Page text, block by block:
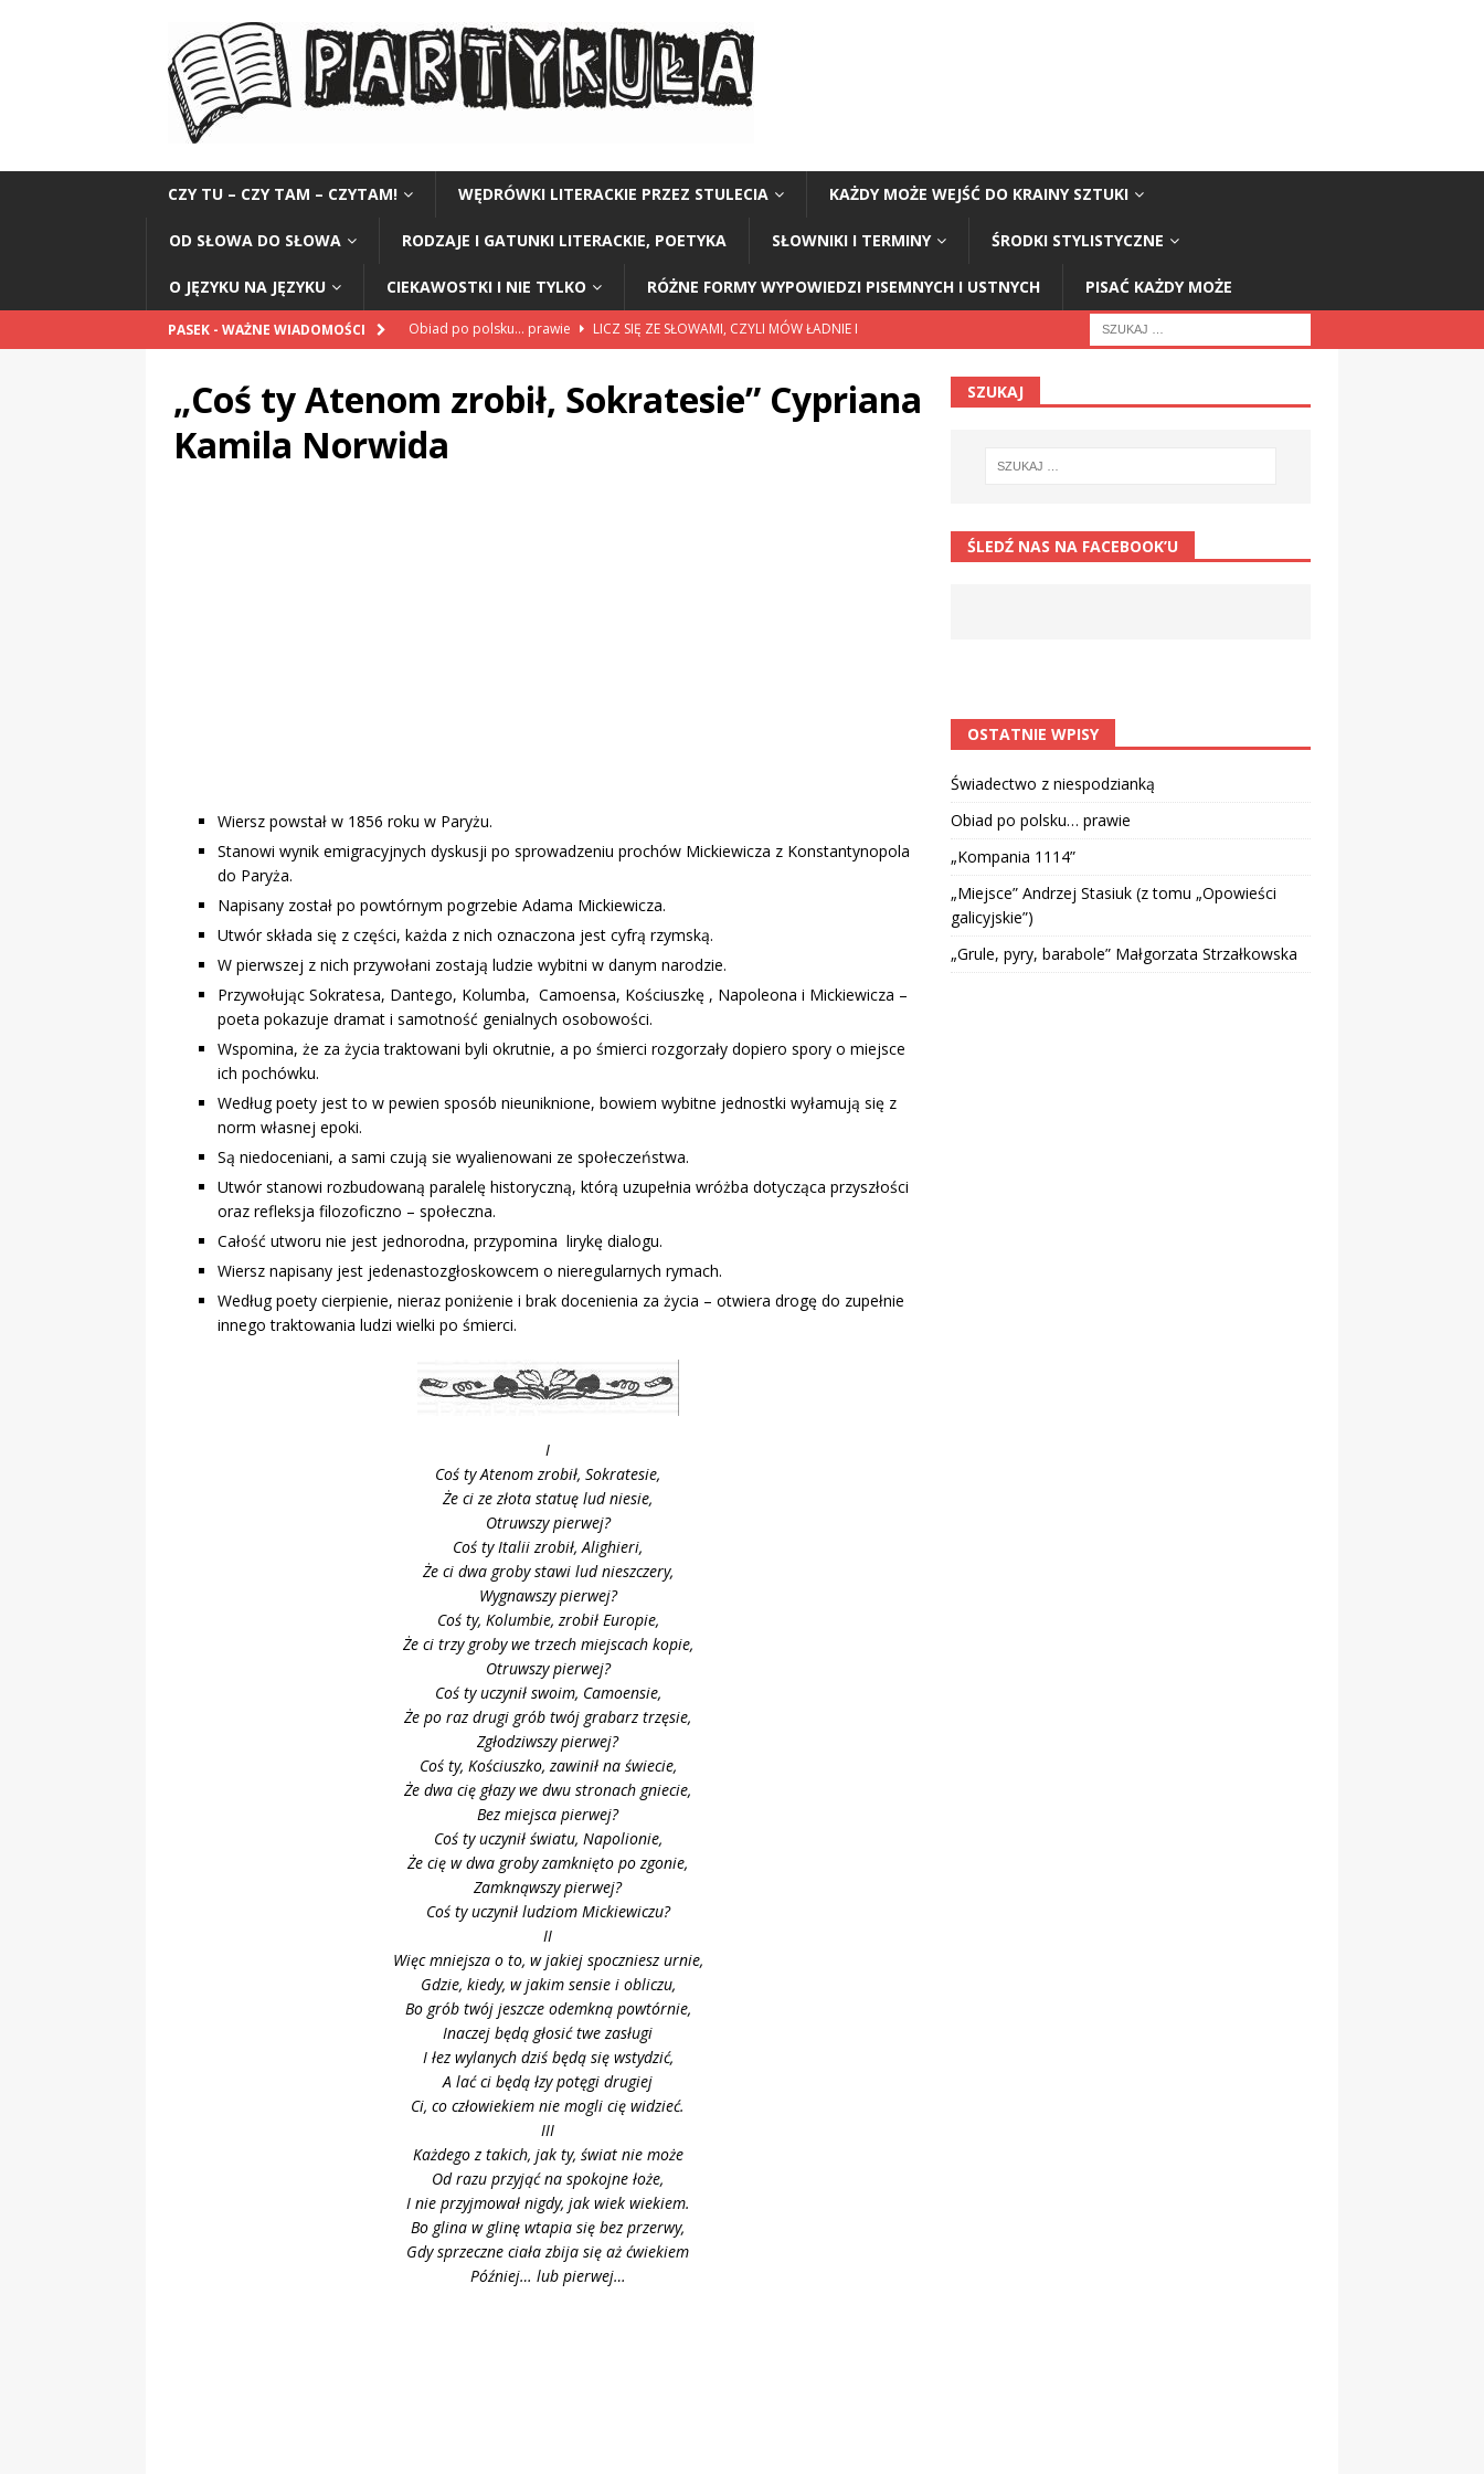
CZY TU – CZY TAM – CZYTAM! WĘDRÓWKI LITERACKIE PRZEZ STULECIA KAŻDY MOŻE WEJŚĆ DO KRAINY SZTUKI
OD SŁOWA DO SŁOWA RODZAJE I GATUNKI LITERACKIE, POETYKA SŁOWNIKI I TERMINY ŚRODKI STYLISTYCZNE
O JĘZYKU NA JĘZYKU CIEKAWOSTKI I NIE TYLKO RÓŻNE FORMY WYPOWIEDZI PISEMNYCH I USTNYCH PISAĆ KAŻDY MOŻE
PASEK - WAŻNE WIADOMOŚCI Obiad po polsku… prawie
LICZ SIĘ ZE SŁOWAMI, CZYLI MÓW ŁADNIE I
„Kompania 1114”
CZY TU - CZY TAM - CZYTAM!
„Miejsce” Andrzej Stasiuk (z tomu „Opowieści galicyjskie”)
„Coś ty Atenom zrobił, Sokratesie” Cypriana
Kamila Norwida
Wiersz powstał w 1856 roku w Paryżu.
Stanowi wynik emigracyjnych dyskusji po sprowadzeniu prochów Mickiewicza z Konstantynopola
do Paryża.
Napisany został po powtórnym pogrzebie Adama Mickiewicza.
Utwór składa się z części, każda z nich oznaczona jest cyfrą rzymską.
W pierwszej z nich przywołani zostają ludzie wybitni w danym narodzie.
Przywołując Sokratesa, Dantego, Kolumba, Camoensa, Kościuszkę , Napoleona i Mickiewicza –
poeta pokazuje dramat i samotność genialnych osobowości.
Wspomina, że za życia traktowani byli okrutnie, a po śmierci rozgorzały dopiero spory o miejsce
ich pochówku.
Według poety jest to w pewien sposób nieuniknione, bowiem wybitne jednostki wyłamują się z
norm własnej epoki.
Są niedoceniani, a sami czują sie wyalienowani ze społeczeństwa.
Utwór stanowi rozbudowaną paralelę historyczną, którą uzupełnia wróżba dotycząca przyszłości
oraz refleksja filozoficzno – społeczna.
Całość utworu nie jest jednorodna, przypomina lirykę dialogu.
Wiersz napisany jest jedenastozgłoskowcem o nieregularnych rymach.
Według poety cierpienie, nieraz poniżenie i brak docenienia za życia – otwiera drogę do zupełnie
innego traktowania ludzi wielki po śmierci.
I
Coś ty Atenom zrobił, Sokratesie,
Że ci ze złota statuę lud niesie,
Otruwszy pierwej?
Coś ty Italii zrobił, Alighieri,
Że ci dwa groby stawi lud nieszczery,
Wygnawszy pierwej?
Coś ty, Kolumbie, zrobił Europie,
Że ci trzy groby we trzech miejscach kopie,
Otruwszy pierwej?
Coś ty uczynił swoim, Camoensie,
Że po raz drugi grób twój grabarz trzęsie,
Zgłodziwszy pierwej?
Coś ty, Kościuszko, zawinił na świecie,
Że dwa cię głazy we dwu stronach gniecie,
Bez miejsca pierwej?
Coś ty uczynił światu, Napolionie,
Że cię w dwa groby zamknięto po zgonie,
Zamknąwszy pierwej?
Coś ty uczynił ludziom Mickiewiczu?
II
Więc mniejsza o to, w jakiej spoczniesz urnie,
Gdzie, kiedy, w jakim sensie i obliczu,
Bo grób twój jeszcze odemkną powtórnie,
Inaczej będą głosić twe zasługi
I łez wylanych dziś będą się wstydzić,
A lać ci będą łzy potęgi drugiej
Ci, co człowiekiem nie mogli cię widzieć.
III
Każdego z takich, jak ty, świat nie może
Od razu przyjąć na spokojne łoże,
I nie przyjmował nigdy, jak wiek wiekiem.
Bo glina w glinę wtapia się bez przerwy,
Gdy sprzeczne ciała zbija się aż ćwiekiem
Później… lub pierwej…
SZUKAJ
ŚLEDŹ NAS NA FACEBOOK’U
OSTATNIE WPISY
Świadectwo z niespodzianką
Obiad po polsku… prawie
„Kompania 1114”
„Miejsce” Andrzej Stasiuk (z tomu „Opowieści
galicyjskie”)
„Grule, pyry, barabole” Małgorzata Strzałkowska